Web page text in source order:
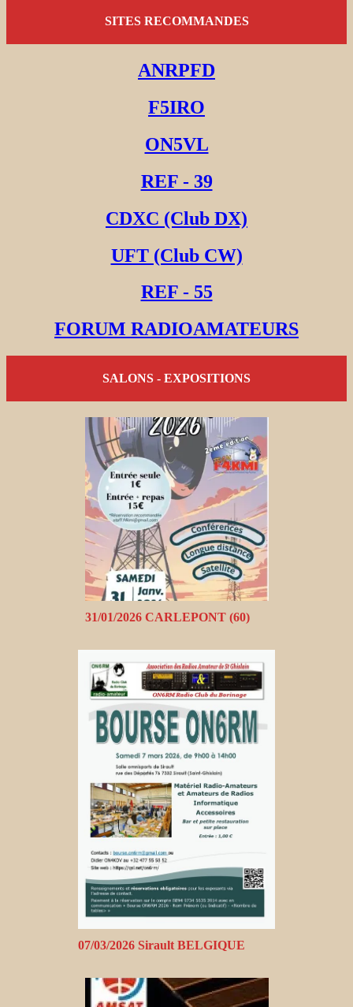
SITES RECOMMANDES
ANRPFD
F5IRO
ON5VL
REF - 39
CDXC (Club DX)
UFT (Club CW)
REF - 55
FORUM RADIOAMATEURS
SALONS - EXPOSITIONS
31/01/2026 CARLEPONT (60)
07/03/2026 Sirault BELGIQUE